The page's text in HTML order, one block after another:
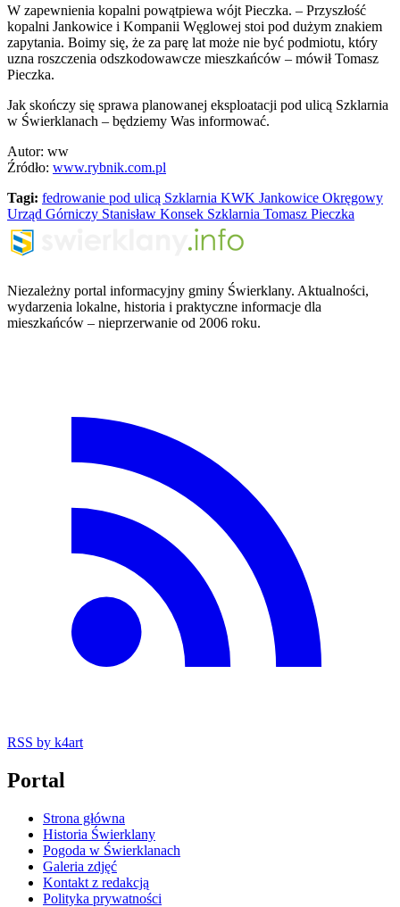
W zapewnienia kopalni powątpiewa wójt Pieczka. – Przyszłość
kopalni Jankowice i Kompanii Węglowej stoi pod dużym znakiem
zapytania. Boimy się, że za parę lat może nie być podmiotu, który
uzna roszczenia odszkodowawcze mieszkańców – mówił Tomasz
Pieczka.
Jak skończy się sprawa planowanej eksploatacji pod ulicą Szklarnia
w Świerklanach – będziemy Was informować.
Autor: ww
Źródło: www.rybnik.com.pl
Tagi: fedrowanie pod ulicą Szklarnia KWK Jankowice Okręgowy
Urząd Górniczy Stanisław Konsek Szklarnia Tomasz Pieczka
Niezależny portal informacyjny gminy Świerklany. Aktualności,
wydarzenia lokalne, historia i praktyczne informacje dla
mieszkańców – nieprzerwanie od 2006 roku.
RSS by k4art
Portal
Strona główna
Historia Świerklany
Pogoda w Świerklanach
Galeria zdjęć
Kontakt z redakcją
Polityka prywatności